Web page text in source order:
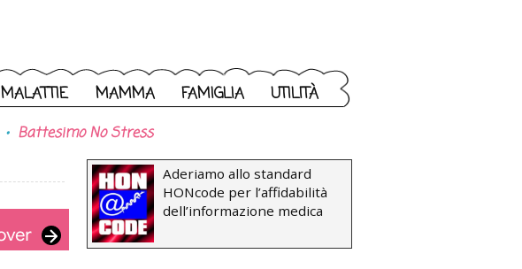
MALATTIE MAMMA FAMIGLIA UTILITÀ
Battesimo No Stress
Aderiamo allo standard
HONcode per l’affidabilità
dell’informazione medica